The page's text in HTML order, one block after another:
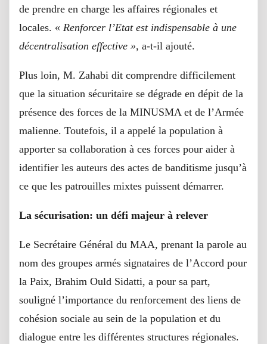
de prendre en charge les affaires régionales et
locales. « Renforcer l’Etat est indispensable à une
décentralisation effective », a-t-il ajouté.
Plus loin, M. Zahabi dit comprendre difficilement
que la situation sécuritaire se dégrade en dépit de la
présence des forces de la MINUSMA et de l’Armée
malienne. Toutefois, il a appelé la population à
apporter sa collaboration à ces forces pour aider à
identifier les auteurs des actes de banditisme jusqu’à
ce que les patrouilles mixtes puissent démarrer.
La sécurisation: un défi majeur à relever
Le Secrétaire Général du MAA, prenant la parole au
nom des groupes armés signataires de l’Accord pour
la Paix, Brahim Ould Sidatti, a pour sa part,
souligné l’importance du renforcement des liens de
cohésion sociale au sein de la population et du
dialogue entre les différentes structures régionales.